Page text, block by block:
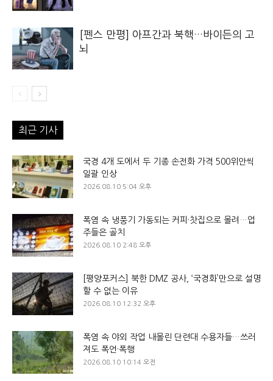
[펜스 만평] 아프간과 북핵…바이든의 고
뇌
최근 기사
국경 4개 도에서 두 기종 손전화 가격 500위안씩
일괄 인상
2026.08.10 5:04 오후
폭염 속 냉풍기 가동되는 커피·찻집으로 몰려…업
주들은 골치
2026.08.10 2:48 오후
[평양포커스] 북한 DMZ 공사, ‘국경화’만으로 설명
할 수 없는 이유
2026.08.10 12:32 오후
폭염 속 야외 작업 내몰린 단련대 수용자들…쓰러
져도 폭언·폭행
2026.08.10 10:14 오전